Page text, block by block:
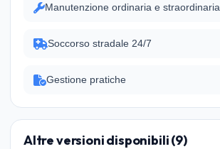
Manutenzione ordinaria e straordinaria
Soccorso stradale 24/7
Gestione pratiche
Altre versioni disponibili (9)